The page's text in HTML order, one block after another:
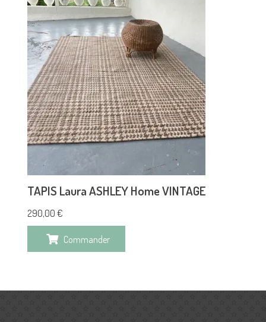
TAPIS Laura ASHLEY Home VINTAGE
290,00 €
Commander